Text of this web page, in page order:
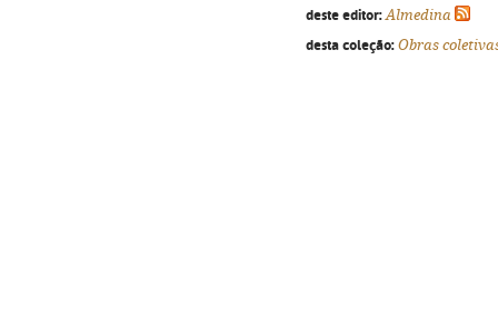
deste editor: Almedina
desta coleção: Obras